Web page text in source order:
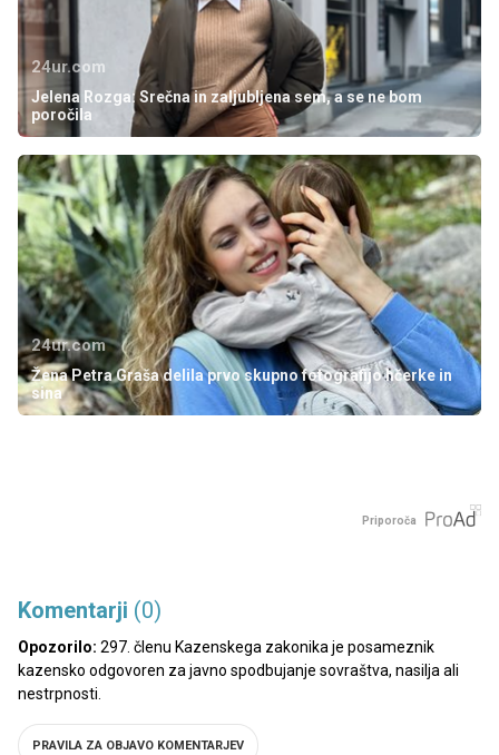
24ur.com
Jelena Rozga: Srečna in zaljubljena sem, a se ne bom
poročila
24ur.com
Žena Petra Graša delila prvo skupno fotografijo hčerke in
sina
Priporoča
Komentarji (0)
Opozorilo: 297. členu Kazenskega zakonika je posameznik
kazensko odgovoren za javno spodbujanje sovraštva, nasilja ali
nestrpnosti.
PRAVILA ZA OBJAVO KOMENTARJEV